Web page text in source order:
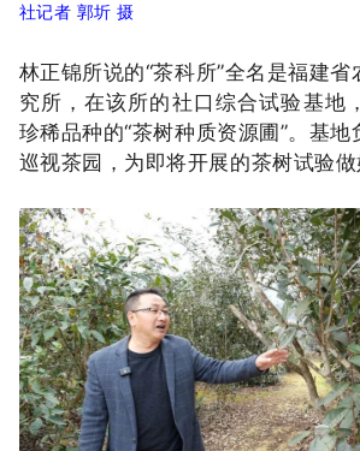
社记者 郭圻 摄
林正锦所说的“茶科所”全名是福建
究所，在该所的社口综合试验基地
珍稀品种的“茶树种质资源圃”。基
巡视茶园，为即将开展的茶树试验做